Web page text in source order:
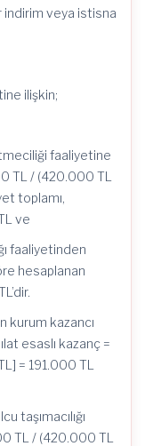
veya istisna
ilişkin;
faaliyetine
TL / (420.000 TL
toplamı,
ve
faaliyetinden
hesaplanan
kurum kazancı
esaslı kazanç =
= 191.000 TL
taşımacılığı
TL / (420.000 TL